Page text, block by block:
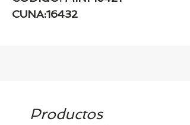
CUNA:16432
Productos